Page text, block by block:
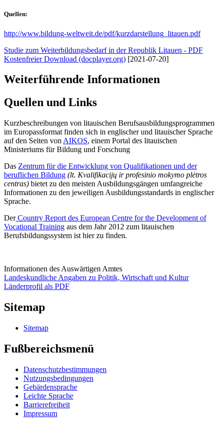
Quellen:
http://www.bildung-weltweit.de/pdf/kurzdarstellung_litauen.pdf
Studie zum Weiterbildungsbedarf in der Republik Litauen - PDF
Kostenfreier Download (docplayer.org) [2021-07-20]
Weiterführende Informationen
Quellen und Links
Kurzbeschreibungen von litauischen Berufsausbildungsprogrammen
im Europassformat finden sich in englischer und litauischer Sprache
auf den Seiten von AIKOS, einem Portal des litauischen
Ministeriums für Bildung und Forschung
Das Zentrum für die Entwicklung von Qualifikationen und der
beruflichen Bildung (lt. Kvalifikacijų ir profesinio mokymo plėtros
centras) bietet zu den meisten Ausbildungsgängen umfangreiche
Informationen zu den jeweiligen Ausbildungsstandards in englischer
Sprache.
DerCountry Report des European Centre for the Development of
Vocational Training aus dem Jahr 2012 zum litauischen
Berufsbildungssystem ist hier zu finden.
Informationen des Auswärtigen Amtes
Landeskundliche Angaben zu Politik, Wirtschaft und Kultur
Länderprofil als PDF
Sitemap
Sitemap
Fußbereichsmenü
Datenschutzbestimmungen
Nutzungsbedingungen
Gebärdensprache
Leichte Sprache
Barrierefreiheit
Impressum